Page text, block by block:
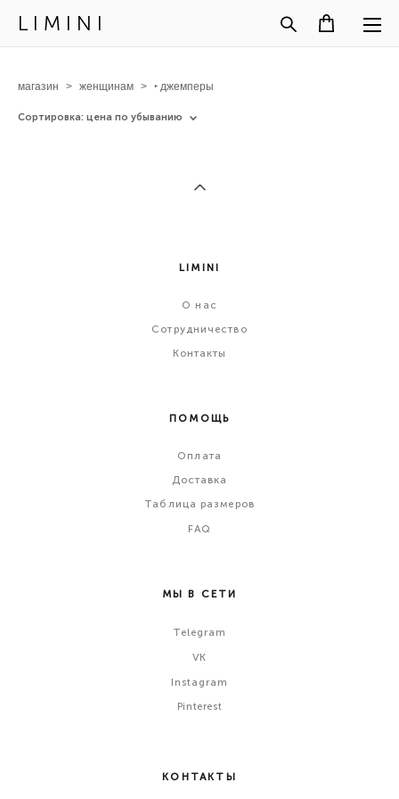
L I M I N I
магазин > женщинам > ‣ джемперы
Сортировка: цена по убыванию
LIMINI
О нас
Сотрудничество
Контакты
ПОМОЩЬ
Оплата
Доставка
Таблица размеров
FAQ
МЫ В СЕТИ
Telegram
VK
Instagram
Pinterest
КОНТАКТЫ